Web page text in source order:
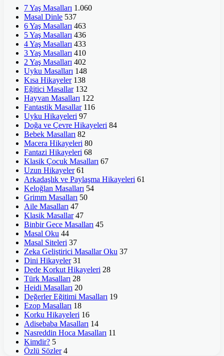
7 Yaş Masalları 1.060
Masal Dinle 537
6 Yaş Masalları 463
5 Yaş Masalları 436
4 Yaş Masalları 433
3 Yaş Masalları 410
2 Yaş Masalları 402
Uyku Masalları 148
Kısa Hikayeler 138
Eğitici Masallar 132
Hayvan Masalları 122
Fantastik Masallar 116
Uyku Hikayeleri 97
Doğa ve Çevre Hikayeleri 84
Bebek Masalları 82
Macera Hikayeleri 80
Fantazi Hikayeleri 68
Klasik Çocuk Masalları 67
Uzun Hikayeler 61
Arkadaşlık ve Paylaşma Hikayeleri 61
Keloğlan Masalları 54
Grimm Masalları 50
Aile Masalları 47
Klasik Masallar 47
Binbir Gece Masalları 45
Masal Oku 44
Masal Siteleri 37
Zeka Geliştirici Masallar Oku 37
Dini Hikayeler 31
Dede Korkut Hikayeleri 28
Türk Masalları 28
Heidi Masalları 20
Değerler Eğitimi Masalları 19
Ezop Masalları 18
Korku Hikayeleri 16
Adisebaba Masalları 14
Nasreddin Hoca Masalları 11
Kimdir? 5
Özlü Sözler 4